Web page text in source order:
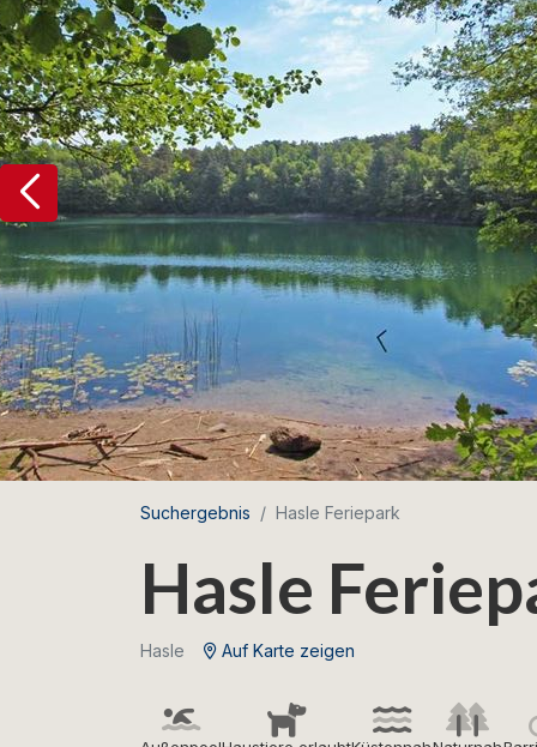
Suchergebnis Hasle Feriepark
Hasle
Hasle Auf Karte zeigen